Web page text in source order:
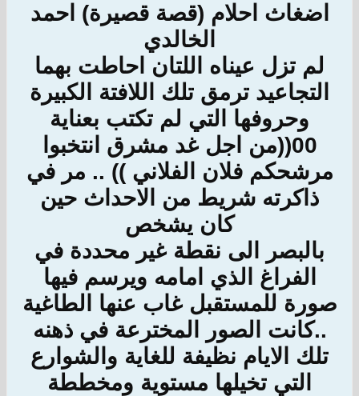
اضغاث احلام (قصة قصيرة) احمد
الخالدي
لم تزل عيناه اللتان احاطت بهما
التجاعيد ترمق تلك اللافتة الكبيرة
وحروفها التي لم تكتب بعناية
00((من اجل غد مشرق انتخبوا
مرشحكم فلان الفلاني )) .. مر في
ذاكرته شريط من الاحداث حين
كان يشخص
بالبصر الى نقطة غير محددة في
الفراغ الذي امامه ويرسم فيها
صورة للمستقبل غاب عنها الطاغية
..كانت الصور المخترعة في ذهنه
تلك الايام نظيفة للغاية والشوارع
التي تخيلها مستوية ومخططة